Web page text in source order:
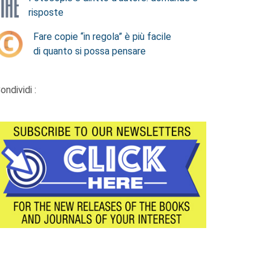
risposte
Fare copie “in regola” è più facile
di quanto si possa pensare
: